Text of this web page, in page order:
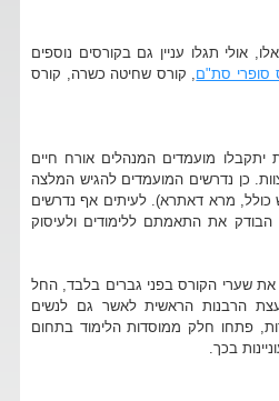
אולי תגלו עניין גם בקורסים נוספים
סופרי סת"ם , קורס שחיטה כשרה, קורס
יתקבלו מועמדים המנהלים אורח חיים
כן נדרשים המועמדים להגיש המלצה
מרא דאתרא). לעיתים אף נדרשים
הבודק את התאמתם ללימודים ולעיסוק
שערי הקורס בפני גברים בלבד, החל
מועצת הרבנות הראשית לאשר גם לנשים
פתחו חלק ממוסדות הלימוד בתחום
בכך.